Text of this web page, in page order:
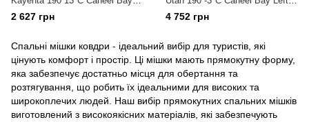
Left (340002)
2 627 грн
(340010)
4 752 грн
Спальні мішки ковдри - ідеальний вибір для туристів, які
цінують комфорт і простір. Ці мішки мають прямокутну форму,
яка забезпечує достатньо місця для обертання та
розтягування, що робить їх ідеальними для високих та
широкоплечих людей. Наш вибір прямокутних спальних мішків
виготовлений з високоякісних матеріалів, які забезпечують